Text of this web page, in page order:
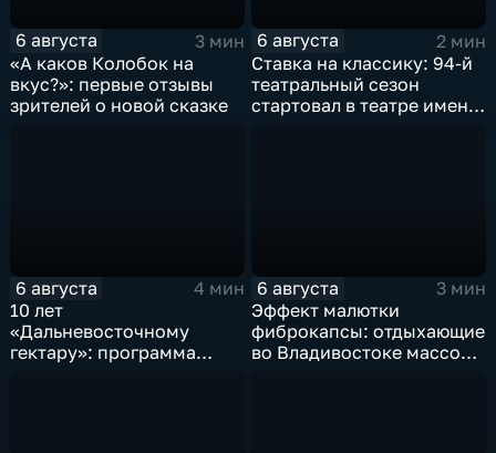
6 августа
3 мин
«А каков Колобок на
вкус?»: первые отзывы
зрителей о новой сказке
6 августа
2 мин
Ставка на классику: 94-й
театральный сезон
стартовал в театре имени
6 августа
4 мин
10 лет
«Дальневосточному
гектару»: программа
6 августа
3 мин
Эффект малютки
фиброкапсы: отдыхающие
во Владивостоке массово